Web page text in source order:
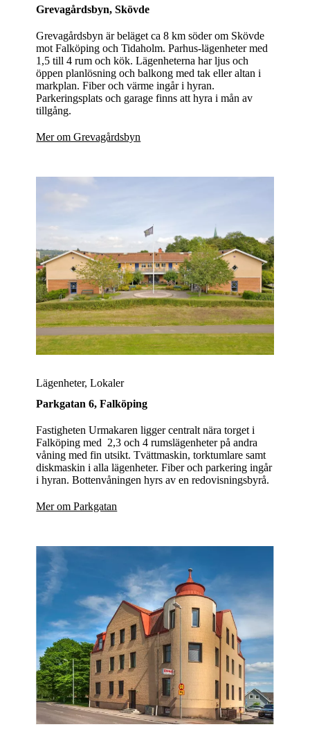
Grevagårdsbyn,Skövde
Grevagårdsbyn är beläget ca 8 km söder om Skövde
mot Falköping och Tidaholm. Parhus-lägenheter med
1,5 till 4 rum och kök. Lägenheterna har ljus och
öppen planlösning och balkong med tak eller altan i
markplan. Fiber och värme ingår i hyran.
Parkeringsplats och garage finns att hyra i mån av
tillgång.
Mer om Grevagårdsbyn
Lägenheter, Lokaler
Parkgatan 6,Falköping
Fastigheten Urmakaren ligger centralt nära torget i
Falköping med 2,3 och 4 rumslägenheter på andra
våning med fin utsikt. Tvättmaskin, torktumlare samt
diskmaskin i alla lägenheter. Fiber och parkering ingår
i hyran. Bottenvåningen hyrs av en redovisningsbyrå.
Mer om Parkgatan